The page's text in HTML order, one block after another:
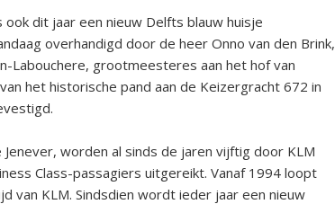
dit jaar een nieuw Delfts blauw huisje
overhandigd door de heer Onno van den Brink,
Labouchere, grootmeesteres aan het hof van
het historische pand aan de Keizergracht 672 in
worden al sinds de jaren vijftig door KLM
Class-passagiers uitgereikt. Vanaf 1994 loopt
van KLM. Sindsdien wordt ieder jaar een nieuw